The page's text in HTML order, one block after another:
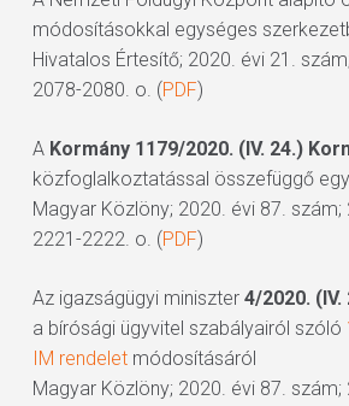
módosításokkal egységes
Hivatalos Értesítő; 2020. évi 21.
2078-2080. o. (PDF)
A Kormány 1179/2020. (IV. 24.)
közfoglalkoztatással összefüggő
Magyar Közlöny; 2020. évi 87. szám;
2221-2222. o. (PDF)
Az igazságügyi miniszter 4/2020.
a bírósági ügyvitel szabályairól szóló
IM rendeletmódosításáról
Magyar Közlöny; 2020. évi 87. szám;